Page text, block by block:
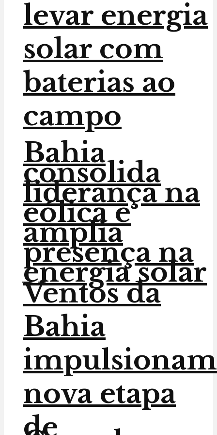
Bahia
consolida
liderança na
eólica e
amplia
presença na
energia solar
levar energia
solar com
baterias ao
campo
Ventos da
Bahia
impulsionam
nova etapa
de